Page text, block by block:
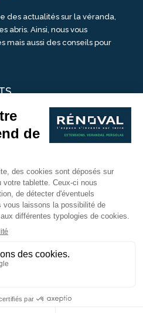
des actualités sur la véranda,
abris. Ainsi, nous vous
mais aussi des conseils pour
Extension Suisse | 26-27 Juin
aluminium
sur mesure